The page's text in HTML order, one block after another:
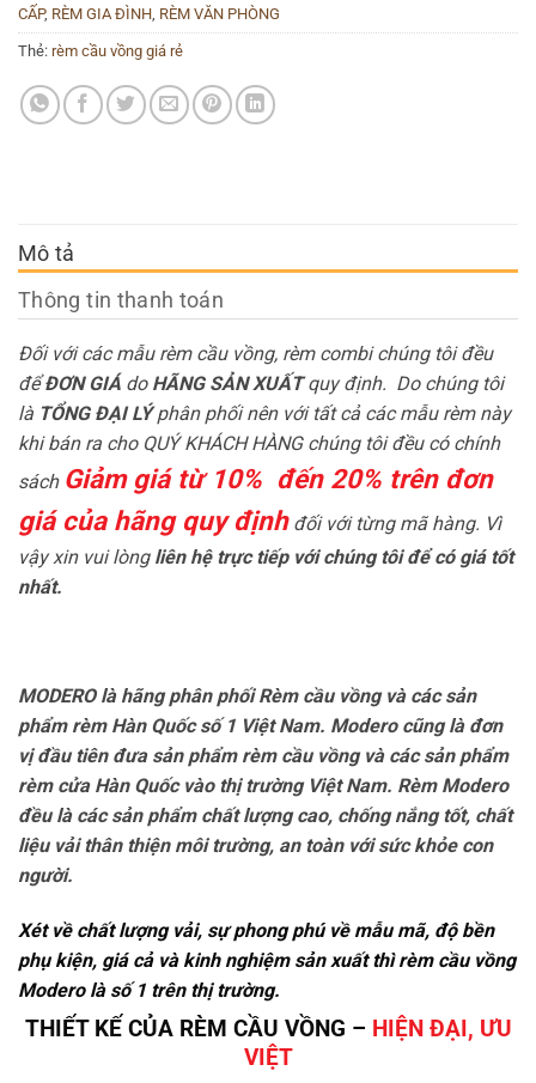
CẤP, RÈM GIA ĐÌNH RÈM VĂN PHÒNG
Thẻ: rèm cầu vồng giá rẻ
Mô tả
Thông tin thanh toán
Đối với các mẫu rèm cầu vồng, rèm combi chúng tôi đều
đểĐƠN GIÁ do HÃNG SẢN XUẤTquy định. Do chúng tôi
là TỔNG ĐẠI LÝphân phối nên với tất cả các mẫu rèm này
khi bán ra cho QUÝ KHÁCH HÀNG chúng tôi đều có chính
sách Giảm giá từ 10% đến 20% trên đơn
giá của hãng quy địnhđối với từng mã hàng. Vì
vậy xin vui lòng liên hệ trực tiếp với chúng tôi để có giá tốt
nhất.
MODERO là hãng phân phối Rèm cầu vồng và các sản
phẩm rèm Hàn Quốc số 1 Việt Nam. Modero cũng là đơn
vị đầu tiên đưa sản phẩm rèm cầu vồng và các sản phẩm
rèm cửa Hàn Quốc vào thị trường Việt Nam. Rèm Modero
đều là các sản phẩm chất lượng cao, chống nắng tốt, chất
liệu vải thân thiện môi trường, an toàn với sức khỏe con
người.
Xét về chất lượng vải, sự phong phú về mẫu mã, độ bền
phụ kiện, giá cả và kinh nghiệm sản xuất thì rèm cầu vồng
Modero là số 1 trên thị trường.
THIẾT KẾ CỦA RÈM CẦU VỒNG – HIỆN ĐẠI, ƯU
VIỆT